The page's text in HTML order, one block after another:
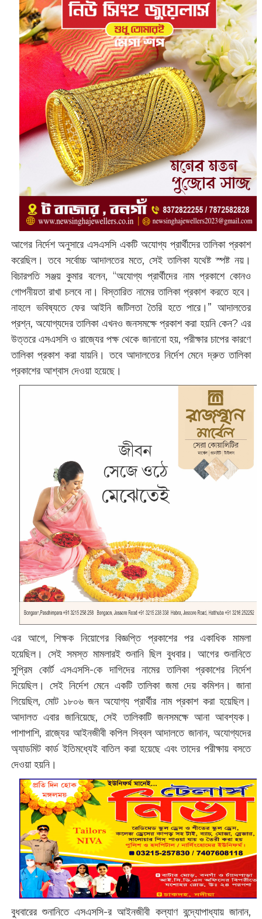
আগের নির্দেশ অনুসারে এসএসসি একটি অযোগ্য প্রার্থীদের তালিকা প্রকাশ
করেছিল। তবে সর্বোচ্চ আদালতের মতে, সেই তালিকা যথেষ্ট স্পষ্ট নয়।
বিচারপতি সঞ্জয় কুমার বলেন, “অযোগ্য প্রার্থীদের নাম প্রকাশে কোনও
গোপনীয়তা রাখা চলবে না। বিস্তারিত নামের তালিকা প্রকাশ করতে হবে।
নাহলে ভবিষ্যতে ফের আইনি জটিলতা তৈরি হতে পারে।” আদালতের
প্রশ্ন, অযোগ্যদের তালিকা এখনও জনসমক্ষে প্রকাশ করা হয়নি কেন? এর
উত্তরে এসএসসি ও রাজ্যের পক্ষ থেকে জানানো হয়, পরীক্ষার চাপের কারণে
তালিকা প্রকাশ করা যায়নি। তবে আদালতের নির্দেশ মেনে দ্রুত তালিকা
প্রকাশের আশ্বাস দেওয়া হয়েছে।
এর আগে, শিক্ষক নিয়োগের বিজ্ঞপ্তি প্রকাশের পর একাধিক মামলা
হয়েছিল। সেই সমস্ত মামলারই শুনানি ছিল বুধবার। আগের শুনানিতে
সুপ্রিম কোর্ট এসএসসি-কে দাগিদের নামের তালিকা প্রকাশের নির্দেশ
দিয়েছিল। সেই নির্দেশ মেনে একটি তালিকা জমা দেয় কমিশন। জানা
গিয়েছিল, মোট ১৮০৬ জন অযোগ্য প্রার্থীর নাম প্রকাশ করা হয়েছিল।
আদালত এবার জানিয়েছে, সেই তালিকাটি জনসমক্ষে আনা আবশ্যক।
পাশাপাশি, রাজ্যের আইনজীবী কপিল সিব্বল আদালতে জানান, অযোগ্যদের
অ্যাডমিট কার্ড ইতিমধ্যেই বাতিল করা হয়েছে এবং তাদের পরীক্ষায় বসতে
দেওয়া হয়নি।
বুধবারের শুনানিতে এসএসসি-র আইনজীবী কল্যাণ বন্দ্যোপাধ্যায় জানান,